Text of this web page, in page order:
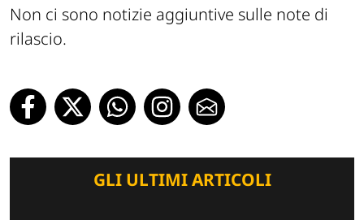
Non ci sono notizie aggiuntive sulle note di
rilascio.
GLI ULTIMI ARTICOLI